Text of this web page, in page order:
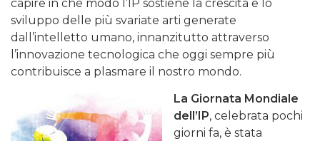
capire in che modo l’IP sostiene la crescita e lo
sviluppo delle più svariate arti generate
dall’intelletto umano, innanzitutto attraverso
l’innovazione tecnologica che oggi sempre più
contribuisce a plasmare il nostro mondo.
La Giornata Mondiale
dell’IP, celebrata pochi
giorni fa, è stata